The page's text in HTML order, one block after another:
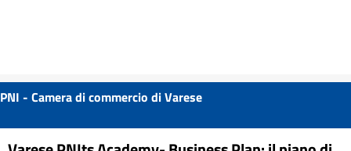
PNI - Camera di commercio di Varese